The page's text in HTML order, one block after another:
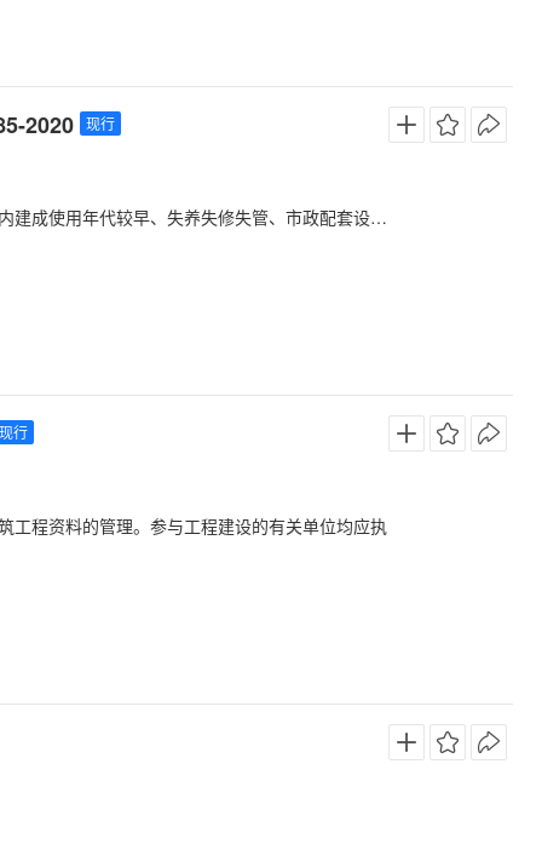
2020 现行
小区（含单栋住宅楼）。符合条件的国有企事业单位、军队所属城镇老旧小区按属地原则参照执行。以居民自建住房为主的区域和城中村不在适用范围。
现行
工程资料的管理。参与工程建设的有关单位均应执